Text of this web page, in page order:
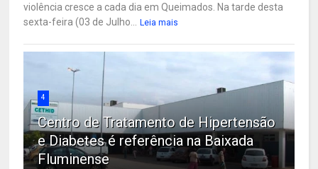
violência cresce a cada dia em Queimados. Na tarde desta
sexta-feira (03 de Julho... Leia mais
4
Centro de Tratamento de Hipertensão
e Diabetes é referência na Baixada
Fluminense